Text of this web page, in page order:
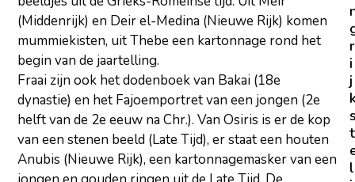
(Middenrijk) en Deir el-Medina (Nieuwe Rijk) komen
mummiekisten, uit Thebe een kartonnage rond het
begin van de jaartelling.
Fraai zijn ook het dodenboek van Bakai (18e
dynastie) en het Fajoemportret van een jongen (2e
helft van de 2e eeuw na Chr.). Van Osiris is er de kop
van een stenen beeld (Late Tijd), er staat een houten
Anubis (Nieuwe Rijk), een kartonnagemasker van een
r
i
j
t
l